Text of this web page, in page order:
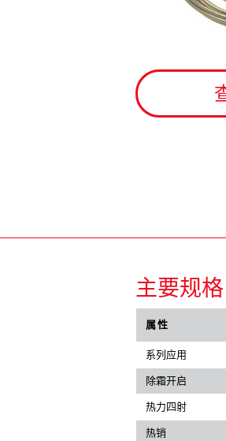
主要规格
属性
系列应用
除霜开启
热力四射
热销